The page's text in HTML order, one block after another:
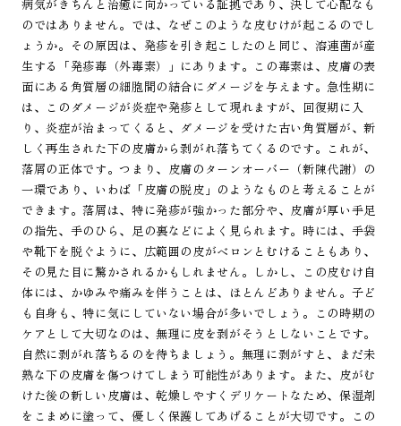
病気がきちんと治癒に向かっている証拠であり、決して心配なも
のではありません。では、なぜこのような皮むけが起こるのでし
ょうか。その原因は、発疹を引き起こしたのと同じ、溶連菌が産
生する「発疹毒（外毒素）」にあります。この毒素は、皮膚の表
面にある角質層の細胞間の結合にダメージを与えます。急性期に
は、このダメージが炎症や発疹として現れますが、回復期に入
り、炎症が治まってくると、ダメージを受けた古い角質層が、新
しく再生された下の皮膚から剥がれ落ちてくるのです。これが、
落屑の正体です。つまり、皮膚のターンオーバー（新陳代謝）の
一環であり、いわば「皮膚の脱皮」のようなものと考えることが
できます。落屑は、特に発疹が強かった部分や、皮膚が厚い手足
の指先、手のひら、足の裏などによく見られます。時には、手袋
や靴下を脱ぐように、広範囲の皮がベロンとむけることもあり、
その見た目に驚かされるかもしれません。しかし、この皮むけ自
体には、かゆみや痛みを伴うことは、ほとんどありません。子ど
も自身も、特に気にしていない場合が多いでしょう。この時期の
ケアとして大切なのは、無理に皮を剥がそうとしないことです。
自然に剥がれ落ちるのを待ちましょう。無理に剥がすと、まだ未
熟な下の皮膚を傷つけてしまう可能性があります。また、皮がむ
けた後の新しい皮膚は、乾燥しやすくデリケートなため、保湿剤
をこまめに塗って、優しく保護してあげることが大切です。この